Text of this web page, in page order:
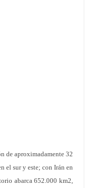
de aproximadamente 32
el sur y este; con Irán en
abarca 652.000 km2,